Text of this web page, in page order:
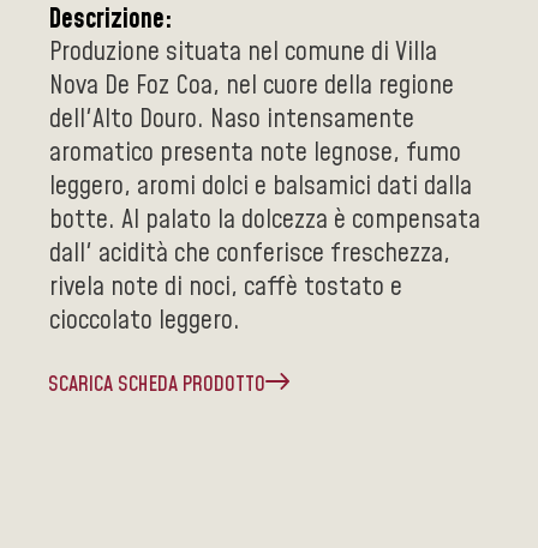
Descrizione:
Produzione situata nel comune di Villa
Nova De Foz Coa, nel cuore della regione
dell'Alto Douro. Naso intensamente
aromatico presenta note legnose, fumo
leggero, aromi dolci e balsamici dati dalla
botte. Al palato la dolcezza è compensata
dall' acidità che conferisce freschezza,
rivela note di noci, caffè tostato e
cioccolato leggero.
SCARICA SCHEDA PRODOTTO